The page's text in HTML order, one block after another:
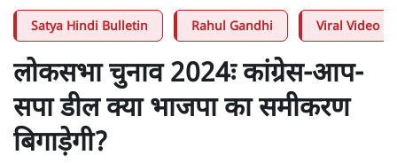
Satya Hindi Bulletin Rahul Gandhi Viral Video
लोकसभा चुनाव 2024ः कांग्रेस-आप-
सपा डील क्या भाजपा का समीकरण
बिगाड़ेगी?